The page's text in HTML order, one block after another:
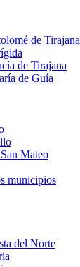
de Tirajana
de Tirajana
de Guía
Mateo
municipios
del Norte